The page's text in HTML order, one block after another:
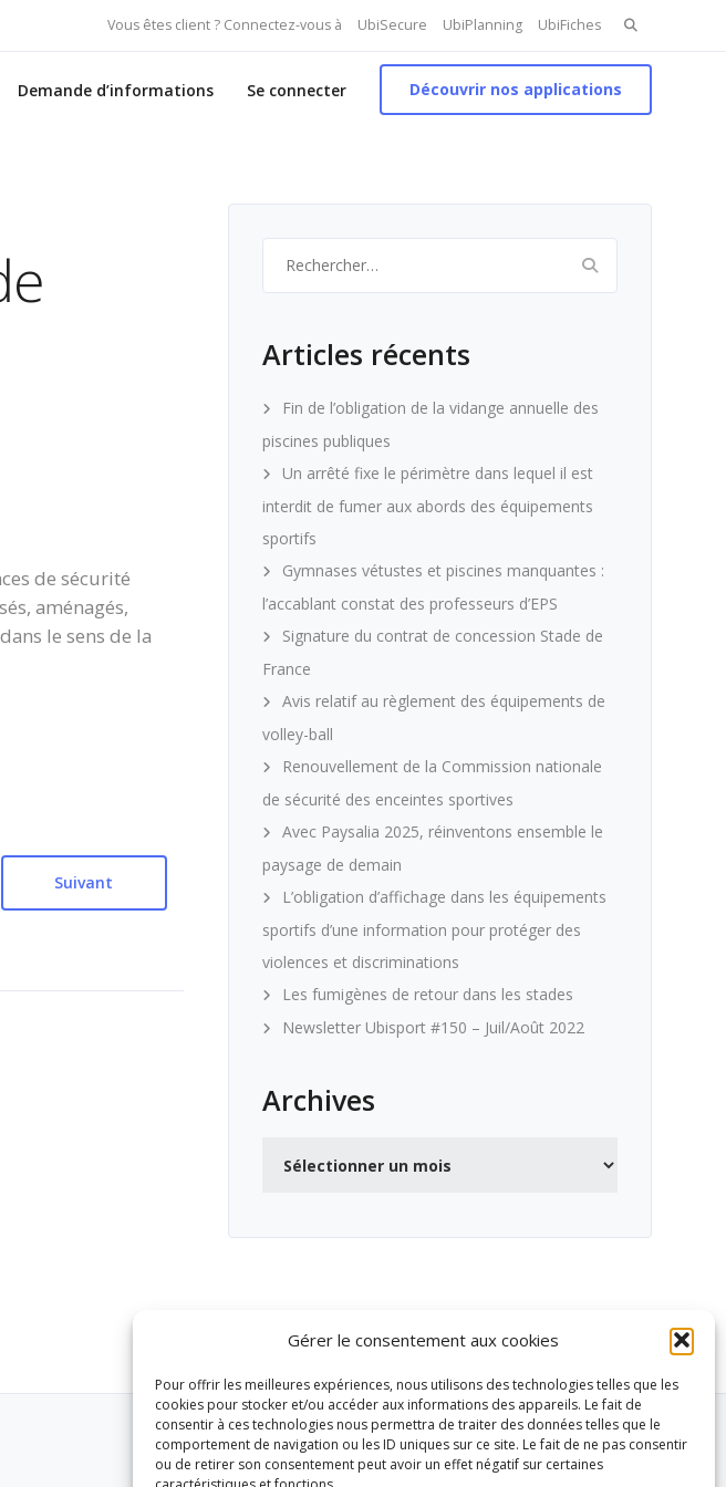
Gérer le consentement aux cookies
Pour offrir les meilleures expériences, nous utilisons des technologies telles que les
cookies pour stocker et/ou accéder aux informations des appareils. Le fait de
consentir à ces technologies nous permettra de traiter des données telles que le
comportement de navigation ou les ID uniques sur ce site. Le fait de ne pas consentir
ou de retirer son consentement peut avoir un effet négatif sur certaines
Vous êtes client ? Connectez-vous à UbiSecure UbiPlanning UbiFiches Search
for:
Demande d’informations Se connecter Découvrir nos applications
de sécurité
aménagés,
le sens de la
Suivant
Articles récents
Fin de l’obligation de la vidange annuelle des
piscines publiques
Un arrêté fixe le périmètre dans lequel il est
interdit de fumer aux abords des équipements
sportifs
Gymnases vétustes et piscines manquantes :
l’accablant constat des professeurs d’EPS
Signature du contrat de concession Stade de
France
Avis relatif au règlement des équipements de
volley-ball
Renouvellement de la Commission nationale
de sécurité des enceintes sportives
Avec Paysalia 2025, réinventons ensemble le
paysage de demain
L’obligation d’affichage dans les équipements
sportifs d’une information pour protéger des
violences et discriminations
Les fumigènes de retour dans les stades
Newsletter Ubisport #150 – Juil/Août 2022
Archives